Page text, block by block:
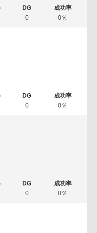
0 0％
0 0％
0 0％